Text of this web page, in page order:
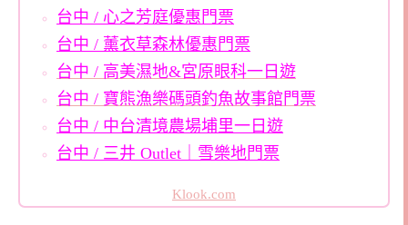
台中 / 心之芳庭優惠門票
台中 / 薰衣草森林優惠門票
台中 / 高美濕地&宮原眼科一日遊
台中 / 寶熊漁樂碼頭釣魚故事館門票
台中 / 中台清境農場埔里一日遊
台中 / 三井 Outlet｜雪樂地門票
Klook.com